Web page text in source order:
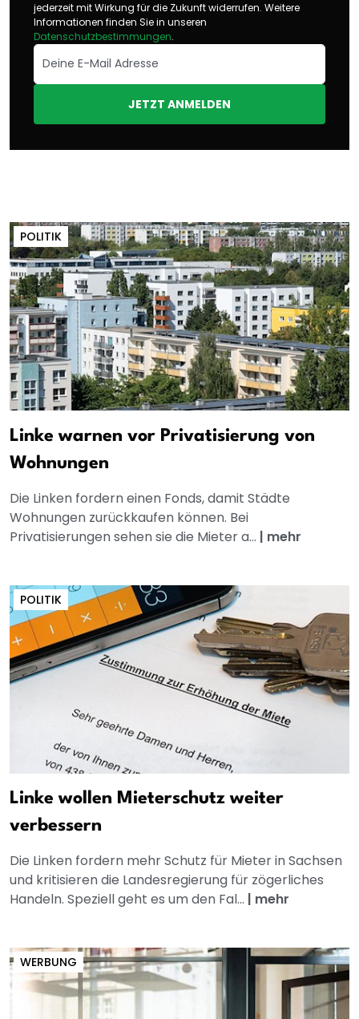
jederzeit mit Wirkung für die Zukunft widerrufen. Weitere
Informationen finden Sie in unseren
Datenschutzbestimmungen.
JETZT ANMELDEN
POLITIK
Linke warnen vor Privatisierung von
Wohnungen
Die Linken fordern einen Fonds, damit Städte
Wohnungen zurückkaufen können. Bei
Privatisierungen sehen sie die Mieter a... | mehr
POLITIK
Linke wollen Mieterschutz weiter
verbessern
Die Linken fordern mehr Schutz für Mieter in Sachsen
und kritisieren die Landesregierung für zögerliches
Handeln. Speziell geht es um den Fal... | mehr
WERBUNG